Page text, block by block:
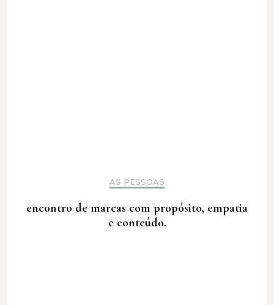
AS PESSOAS
encontro de marcas com propósito, empatia
e conteúdo.